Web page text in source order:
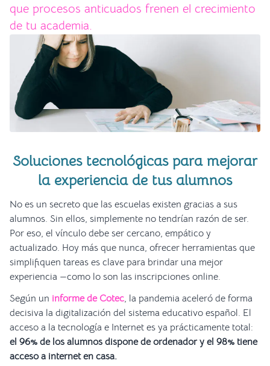
que procesos anticuados frenen el crecimiento
de tu academia.
Soluciones tecnológicas para mejorar
la experiencia de tus alumnos
No es un secreto que las escuelas existen gracias a sus
alumnos. Sin ellos, simplemente no tendrían razón de ser.
Por eso, el vínculo debe ser cercano, empático y
actualizado. Hoy más que nunca, ofrecer herramientas que
simplifiquen tareas es clave para brindar una mejor
experiencia —como lo son las inscripciones online.
Según un informe de Cotec, la pandemia aceleró de forma
decisiva la digitalización del sistema educativo español. El
acceso a la tecnología e Internet es ya prácticamente total:
el 96% de los alumnos dispone de ordenador y el 98% tiene
acceso a internet en casa.